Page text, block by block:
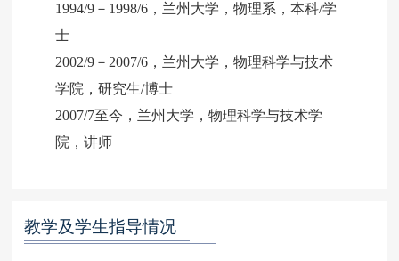
1994/9－1998/6，兰州大学，物理系，本科/学
士
2002/9－2007/6，兰州大学，物理科学与技术
学院，研究生/博士
2007/7至今，兰州大学，物理科学与技术学
院，讲师
教学及学生指导情况